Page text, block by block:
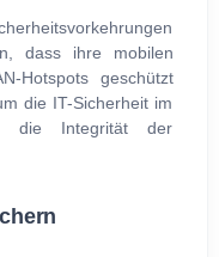
dass ihre mobilen
Hotspots geschützt
die IT-Sicherheit im
die Integrität der